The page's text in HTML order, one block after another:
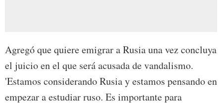
Agregó que quiere emigrar a Rusia una vez concluya
el juicio en el que será acusada de vandalismo.
'Estamos considerando Rusia y estamos pensando en
empezar a estudiar ruso. Es importante para